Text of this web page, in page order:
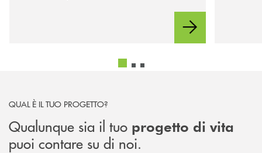
QUAL È IL TUO PROGETTO?
Qualunque sia il tuo progetto di vita
puoi contare su di noi.